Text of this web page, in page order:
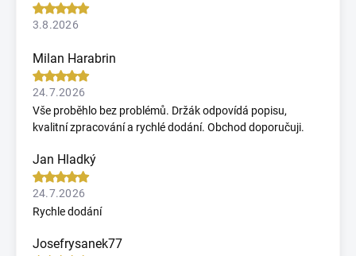
3.8.2026
Milan Harabrin
24.7.2026
Vše proběhlo bez problémů. Držák odpovídá popisu,
kvalitní zpracování a rychlé dodání. Obchod doporučuji.
Jan Hladký
24.7.2026
Rychle dodání
Josefrysanek77